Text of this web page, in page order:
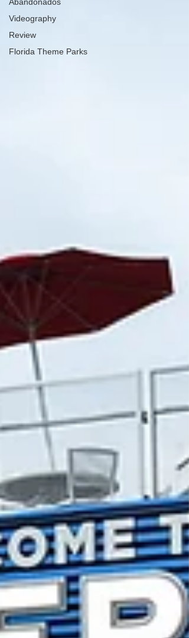
Videography
Review
Florida Theme Parks